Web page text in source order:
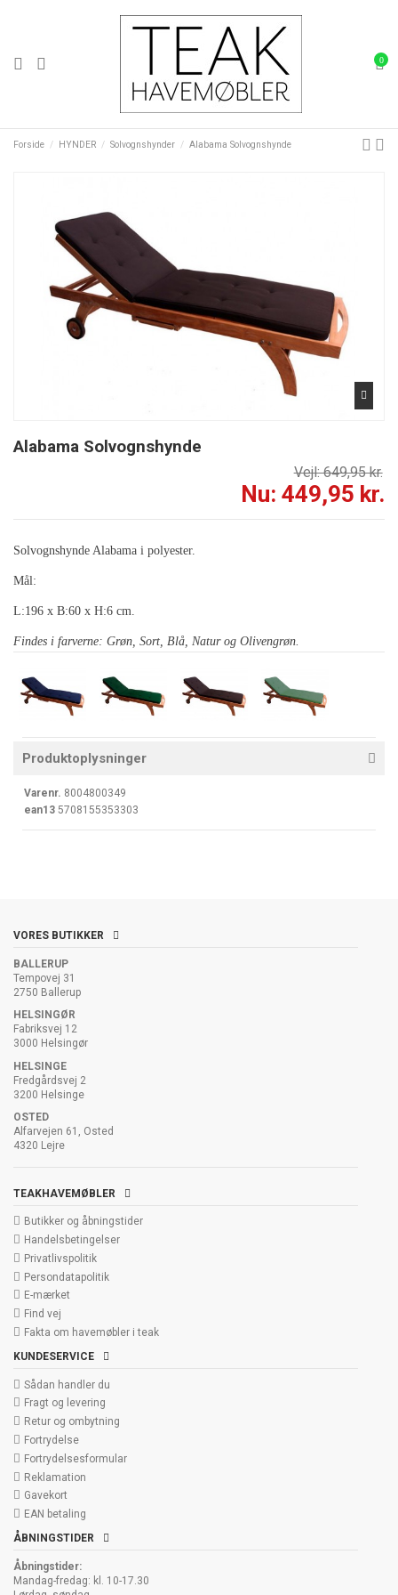
0
Forside HYNDER Solvognshynder Alabama Solvognshynde
Alabama Solvognshynde
Vejl: 649,95 kr.
Nu: 449,95 kr.
Solvognshynde Alabama i polyester.
Mål:
L:196 x B:60 x H:6 cm.
Findes i farverne: Grøn, Sort, Blå, Natur og Olivengrøn.
Produktoplysninger
Varenr. 8004800349
ean13 5708155353303
VORES BUTIKKER
BALLERUP
Tempovej 31
2750 Ballerup
HELSINGØR
Fabriksvej 12
3000 Helsingør
HELSINGE
Fredgårdsvej 2
3200 Helsinge
OSTED
Alfarvejen 61, Osted
4320 Lejre
TEAKHAVEMØBLER
Butikker og åbningstider
Handelsbetingelser
Privatlivspolitik
Persondatapolitik
E-mærket
Find vej
Fakta om havemøbler i teak
KUNDESERVICE
Sådan handler du
Fragt og levering
Retur og ombytning
Fortrydelse
Fortrydelsesformular
Reklamation
Gavekort
EAN betaling
ÅBNINGSTIDER
Åbningstider:
Mandag-fredag: kl. 10-17.30